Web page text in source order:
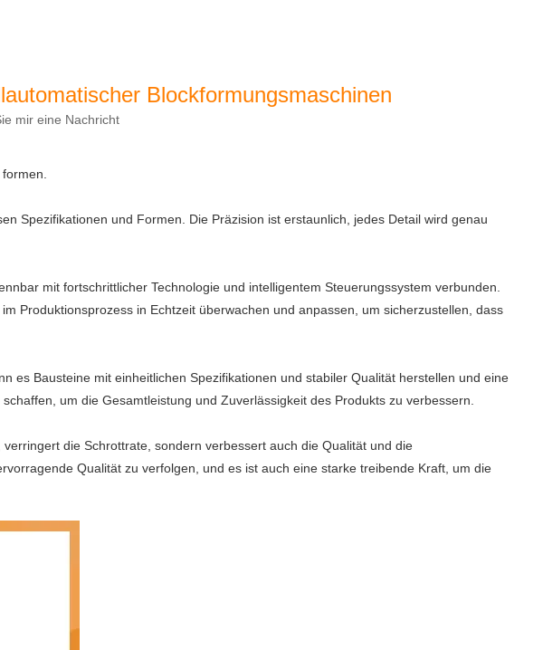
Blockformungsmaschinen
mir eine Nachricht
Spezifikationen und Formen. Die Präzision ist erstaunlich, jedes Detail wird genau
mit fortschrittlicher Technologie und intelligentem Steuerungssystem verbunden.
Produktionsprozess in Echtzeit überwachen und anpassen, um sicherzustellen, dass
es Bausteine ​​mit einheitlichen Spezifikationen und stabiler Qualität herstellen und eine
um die Gesamtleistung und Zuverlässigkeit des Produkts zu verbessern.
die Schrottrate, sondern verbessert auch die Qualität und die
Qualität zu verfolgen, und es ist auch eine starke treibende Kraft, um die